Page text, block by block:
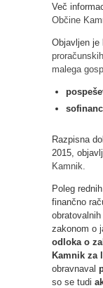
Več
Občine
Objavljen je
malega
Razpisna
2015,
Kamnik.
Poleg
finančno
zakonom o
odloka o
Kamnik za
obravnaval
so se tudi